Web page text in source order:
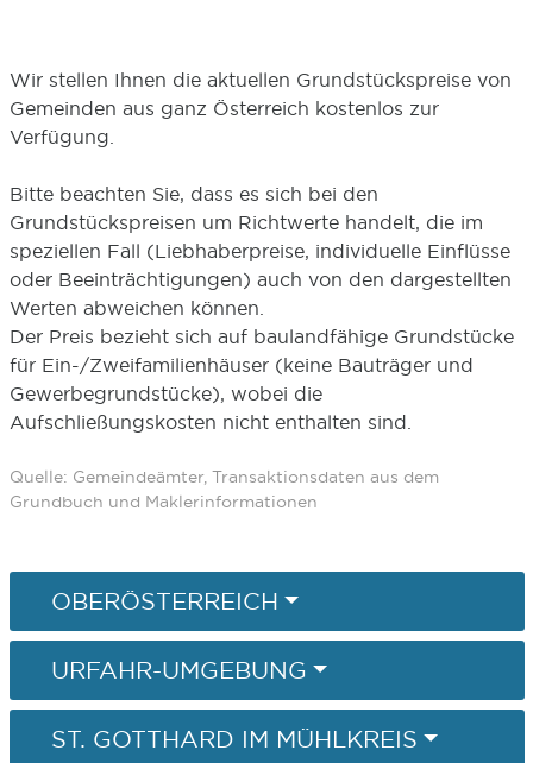
Wir stellen Ihnen die aktuellen Grundstückspreise von
Gemeinden aus ganz Österreich kostenlos zur
Verfügung.
Bitte beachten Sie, dass es sich bei den
Grundstückspreisen um Richtwerte handelt, die im
speziellen Fall (Liebhaberpreise, individuelle Einflüsse
oder Beeinträchtigungen) auch von den dargestellten
Werten abweichen können.
Der Preis bezieht sich auf baulandfähige Grundstücke
für Ein-/Zweifamilienhäuser (keine Bauträger und
Gewerbegrundstücke), wobei die
Aufschließungskosten nicht enthalten sind.
Quelle: Gemeindeämter, Transaktionsdaten aus dem
Grundbuch und Maklerinformationen
OBERÖSTERREICH
URFAHR-UMGEBUNG
ST. GOTTHARD IM MÜHLKREIS